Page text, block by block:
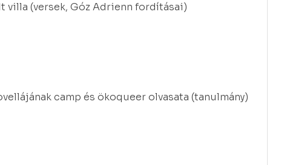
villa (versek, Góz Adrienn fordításai)
camp és ökoqueer olvasata (tanulmány)